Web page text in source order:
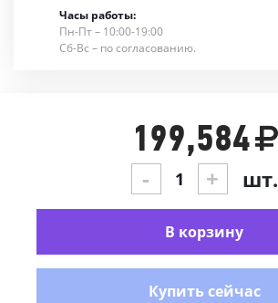
Часы работы:
Пн-Пт – 10:00-19:00
Сб-Вс – по согласованию.
199,584
- + шт.
В корзину
Купить сейчас